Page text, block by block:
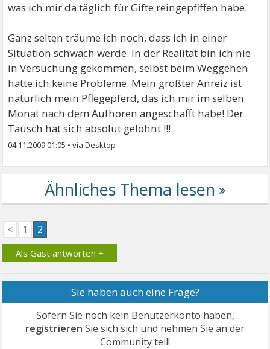
was ich mir da täglich für Gifte reingepfiffen habe.
Ganz selten träume ich noch, dass ich in einer
Situation schwach werde. In der Realität bin ich nie
in Versuchung gekommen, selbst beim Weggehen
hatte ich keine Probleme. Mein größter Anreiz ist
natürlich mein Pflegepferd, das ich mir im selben
Monat nach dem Aufhören angeschafft habe! Der
Tausch hat sich absolut gelohnt !!!
04.11.2009 01:05 •
< 1 2
Als Gast antworten +
Sie haben auch eine Frage?
Sofern Sie noch kein Benutzerkonto haben,
registrieren Sie sich sich und nehmen Sie an der
Community teil!